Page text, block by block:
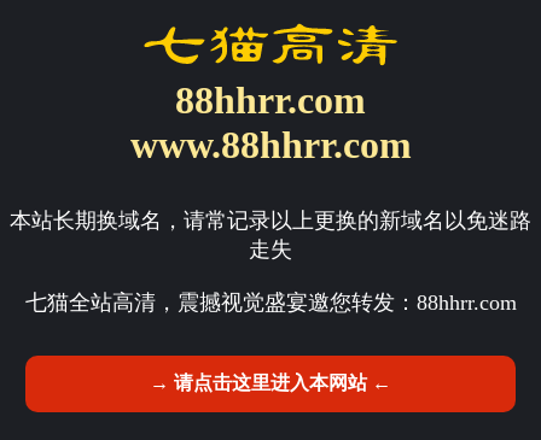
88hhrr.com
www.88hhrr.com
本站长期换域名，请常记录以上更换的新域名以免迷路
走失
七猫全站高清，震撼视觉盛宴邀您转发： 88hhrr.com
→ 请点击这里进入本网站 ←